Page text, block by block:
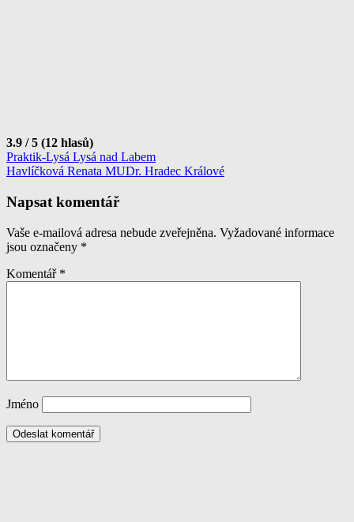
3.9 / 5 (12 hlasů)
Navigace
pro
příspěvek
Praktik-Lysá Lysá nad Labem
Havlíčková Renata MUDr. Hradec Králové
Napsat komentář
Vaše e-mailová adresa nebude zveřejněna. Vyžadované informace
jsou označeny *
Komentář *
Jméno